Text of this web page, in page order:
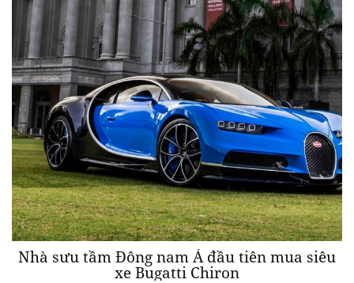
Nhà sưu tầm Đông nam Á đầu tiên mua siêu
xe Bugatti Chiron